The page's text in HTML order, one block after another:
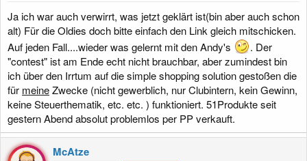
Ja ich war auch verwirrt, was jetzt geklärt ist(bin aber auch schon
alt) Für die Oldies doch bitte einfach den Link gleich mitschicken.
Auf jeden Fall....wieder was gelernt mit den Andy's
. Der
"contest" ist am Ende echt nicht brauchbar, aber zumindest bin
ich über den Irrtum auf die simple shopping solution gestoßen die
für meineZwecke (nicht gewerblich, nur Clubintern, kein Gewinn,
keine Steuerthematik, etc. etc. ) funktioniert. 51Produkte seit
gestern Abend absolut problemlos per PP verkauft.
McAtze